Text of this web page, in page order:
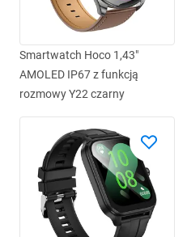
Smartwatch Hoco 1,43"
AMOLED IP67 z funkcją
rozmowy Y22 czarny